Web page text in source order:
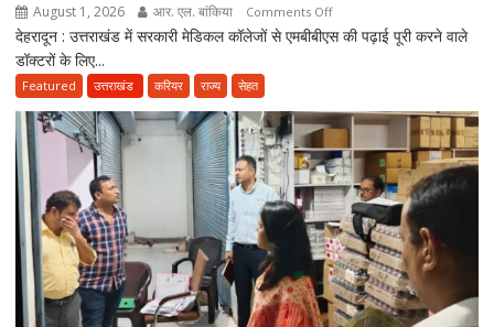
किया
नोटिस
August 1, 2026 आर. एल. बांकिया Comments Offon
MBBS
साल
सरकारी
सेवा
जरूरी!
फिर
ही
कर
सकेंगे
देहरादून : उत्तराखंड में सरकारी मेडिकल कॉलेजों से एमबीबीएस की पढ़ाई पूरी करने वाले
डॉक्टरों के लिए...
Featured उत्तराखंड करियर राज्य सेहत